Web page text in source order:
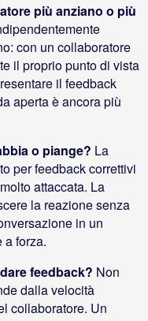
più anziano o più
con un collaboratore
il proprio punto di vista
il feedback
aperta è ancora più
o piange? La
per feedback correttivi
attaccata. La
la reazione senza
in un
a forza.
feedback? Non
dalla velocità
collaboratore. Un